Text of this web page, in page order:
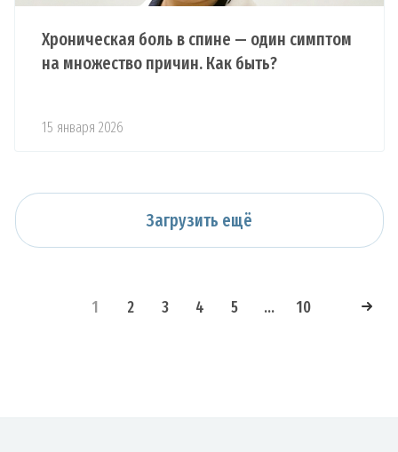
Хроническая боль в спине — один симптом
на множество причин. Как быть?
15 января 2026
Загрузить ещё
1 2 3 4 5 ... 10